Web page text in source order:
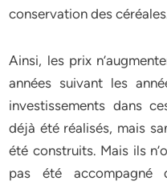
conservation des
Ainsi, les prix
années suivant les
investissements dans
déjà été réalisés, mais
été construits. Mais ils
pas été accompagné